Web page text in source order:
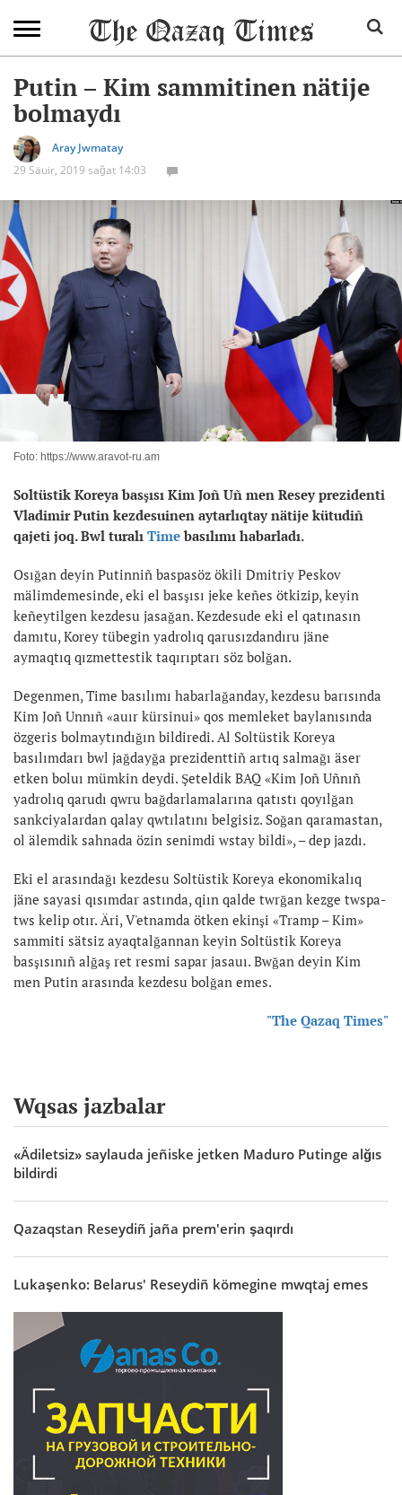
Putin – Kim sammitinen nätije
bolmaydı
Aray Jwmatay
29 Säuir, 2019 sağat 14:03
Foto: https://www.aravot-ru.am
Soltüstik Koreya basşısı Kim Joñ Uñ men Resey prezidenti
Vladimir Putin kezdesuinen aytarlıqtay nätije kütudiñ
qajeti joq. Bwl turalı Timebasılımı habarladı.
Osığan deyin Putinniñ baspasöz ökili Dmitriy Peskov
mälimdemesinde, eki el basşısı jeke keñes ötkizip, keyin
keñeytilgen kezdesu jasağan. Kezdesude eki el qatınasın
damıtu, Korey tübegin yadrolıq qarusızdandıru jäne
aymaqtıq qızmettestik taqırıptarı söz bolğan.
Degenmen, Time basılımı habarlağanday, kezdesu barısında
Kim Joñ Unnıñ «auır kürsinui» qos memleket baylanısında
özgeris bolmaytındığın bildiredi. Al Soltüstik Koreya
basılımdarı bwl jağdayğa prezidenttiñ artıq salmağı äser
etken boluı mümkin deydi. Şeteldik BAQ «Kim Joñ Uñnıñ
yadrolıq qarudı qwru bağdarlamalarına qatıstı qoyılğan
sankciyalardan qalay qwtılatını belgisiz. Soğan qaramastan,
ol älemdik sahnada özin senimdi wstay bildi», – dep jazdı.
Eki el arasındağı kezdesu Soltüstik Koreya ekonomikalıq
jäne sayasi qısımdar astında, qiın qalde twrğan kezge twspa-
tws kelip otır. Äri, V'etnamda ötken ekinşi «Tramp – Kim»
sammiti sätsiz ayaqtalğannan keyin Soltüstik Koreya
basşısınıñ alğaş ret resmi sapar jasauı. Bwğan deyin Kim
men Putin arasında kezdesu bolğan emes.
"The Qazaq Times"
Wqsas jazbalar
«Ädiletsiz» saylauda jeñiske jetken Maduro Putinge alğıs
bildirdi
Qazaqstan Reseydiñ jaña prem'erin şaqırdı
Lukaşenko: Belarus' Reseydiñ kömegine mwqtaj emes